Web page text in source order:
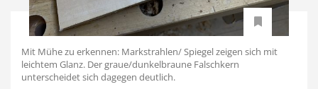
Mit Mühe zu erkennen: Markstrahlen/ Spiegel zeigen sich mit
leichtem Glanz. Der graue/dunkelbraune Falschkern
unterscheidet sich dagegen deutlich.